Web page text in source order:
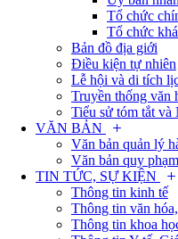
Tổ chức
Tổ chức
Bản đồ địa giới
Điều kiện tự nhiên
Lễ hội và di tích
Truyền thống văn
Tiểu sử tóm tắt và
VĂN BẢN
Văn bản quản lý
Văn bản quy
TIN TỨC, SỰ KIỆN
Thông tin kinh tế
Thông tin văn
Thông tin khoa